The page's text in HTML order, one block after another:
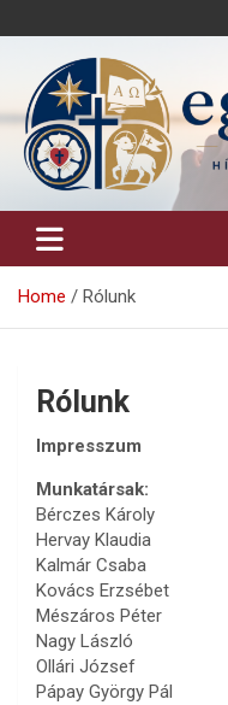
to
egyhaz.ma
Keresztény hírek,
Home Rólunk
Rólunk
Impresszum
Munkatársak:
Bérczes Károly
Hervay Klaudia
Kalmár Csaba
Kovács Erzsébet
Mészáros Péter
Nagy László
Ollári József
Pápay György Pál